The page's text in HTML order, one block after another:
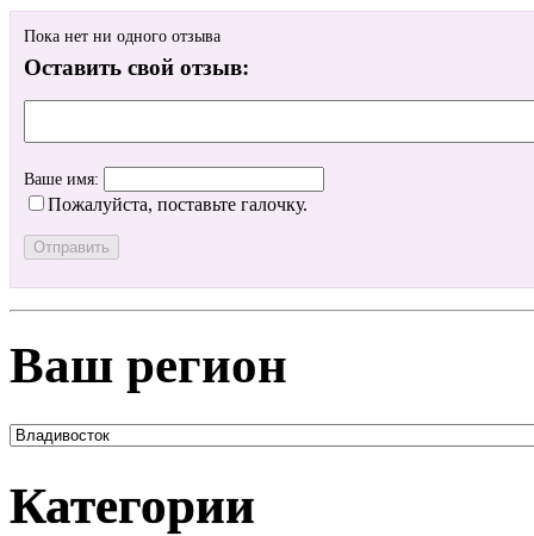
Пока нет ни одного отзыва
Оставить свой отзыв:
Ваше имя:
Пожалуйста, поставьте галочку.
Ваш регион
Категории